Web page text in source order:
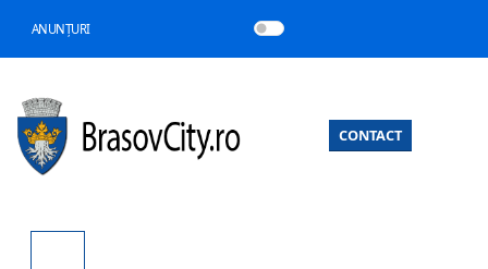
ANUNȚURI
CONTACT